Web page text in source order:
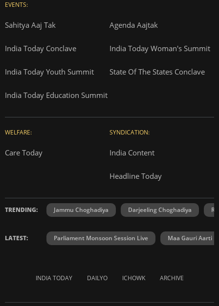
EVENTS:
Sahitya Aaj Tak Agenda Aajtak
India Today Conclave India Today Woman's Summit
India Today Youth Summit State Of The States Conclave
India Today Education Summit
WELFARE:
Care Today
SYNDICATION:
India Content
Headline Today
TRENDING: Jammu Choghadiya Darjeeling Choghadiya
LATEST: Parliament Monsoon Session Live Maa Gauri Aarti
INDIA TODAY DAILYO ICHOWK ARCHIVE